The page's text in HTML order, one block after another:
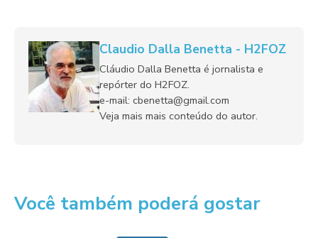
Claudio Dalla Benetta - H2FOZ
Cláudio Dalla Benetta é jornalista e
repórter do H2FOZ.
e-mail: cbenetta@gmail.com
Veja mais mais conteúdo do autor.
Você também poderá gostar